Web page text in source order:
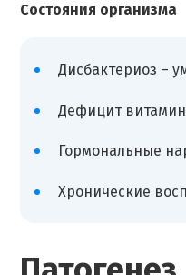
Состояния организма
Дисбактериоз –
Дефицит
Гормональные
Хронические